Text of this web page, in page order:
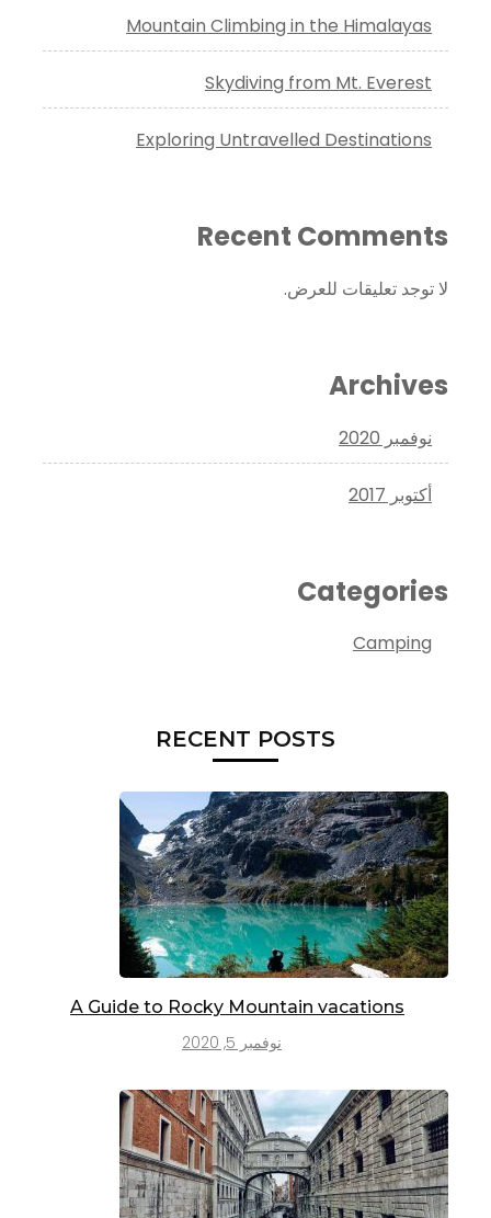
Mountain Climbing in the Himalayas
Skydiving from Mt. Everest
Exploring Untravelled Destinations
Recent Comments
لا توجد تعليقات للعرض.
Archives
نوفمبر 2020
أكتوبر 2017
Categories
Camping
RECENT POSTS
A Guide to Rocky Mountain vacations
نوفمبر 5, 2020